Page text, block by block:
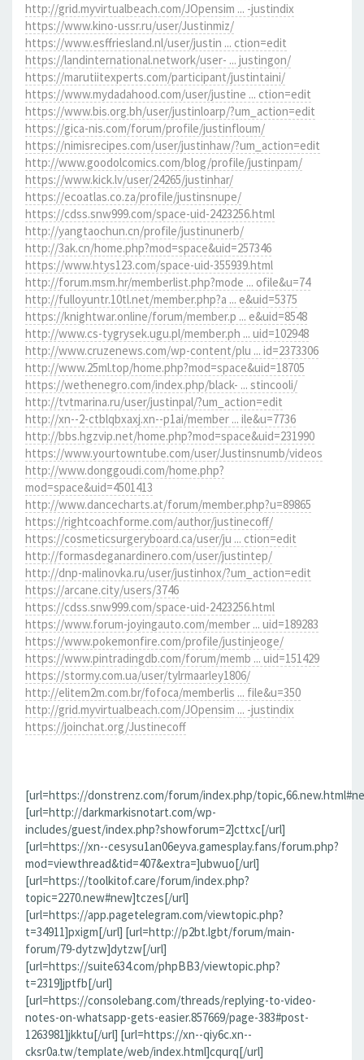
http://grid.myvirtualbeach.com/JOpensim ... -justindix
https://www.kino-ussr.ru/user/Justinmiz/
https://www.esffriesland.nl/user/justin ... ction=edit
https://landinternational.network/user- ... justingon/
https://marutiitexperts.com/participant/justintaini/
https://www.mydadahood.com/user/justine ... ction=edit
https://www.bis.org.bh/user/justinloarp/?um_action=edit
https://gica-nis.com/forum/profile/justinfloum/
https://nimisrecipes.com/user/justinhaw/?um_action=edit
http://www.goodolcomics.com/blog/profile/justinpam/
https://www.kick.lv/user/24265/justinhar/
https://ecoatlas.co.za/profile/justinsnupe/
https://cdss.snw999.com/space-uid-2423256.html
http://yangtaochun.cn/profile/justinunerb/
http://3ak.cn/home.php?mod=space&uid=257346
https://www.htys123.com/space-uid-355939.html
http://forum.msm.hr/memberlist.php?mode ... ofile&u=74
http://fulloyuntr.10tl.net/member.php?a ... e&uid=5375
https://knightwar.online/forum/member.p ... e&uid=8548
http://www.cs-tygrysek.ugu.pl/member.ph ... uid=102948
http://www.cruzenews.com/wp-content/plu ... id=2373306
http://www.25ml.top/home.php?mod=space&uid=18705
https://wethenegro.com/index.php/black- ... stincooli/
http://tvtmarina.ru/user/justinpal/?um_action=edit
http://xn--2-ctblqbxaxj.xn--p1ai/member ... ile&u=7736
http://bbs.hgzvip.net/home.php?mod=space&uid=231990
https://www.yourtowntube.com/user/Justinsnumb/videos
http://www.donggoudi.com/home.php?
mod=space&uid=4501413
http://www.dancecharts.at/forum/member.php?u=89865
https://rightcoachforme.com/author/justinecoff/
https://cosmeticsurgeryboard.ca/user/ju ... ction=edit
http://formasdeganardinero.com/user/justintep/
http://dnp-malinovka.ru/user/justinhox/?um_action=edit
https://arcane.city/users/3746
https://cdss.snw999.com/space-uid-2423256.html
https://www.forum-joyingauto.com/member ... uid=189283
https://www.pokemonfire.com/profile/justinjeoge/
https://www.pintradingdb.com/forum/memb ... uid=151429
https://stormy.com.ua/user/tylrmaarley1806/
http://elitem2m.com.br/fofoca/memberlis ... file&u=350
http://grid.myvirtualbeach.com/JOpensim ... -justindix
https://joinchat.org/Justinecoff
[url=https://donstrenz.com/forum/index.php/
[url=http://darkmarkisnotart.com/wp-
includes/guest/index.php?showforum=2]cttxc[/url]
[url=https://xn--cesysu1an06eyva.gamesplay.fans/forum.php?
mod=viewthread&tid=407&extra=]ubwuo[/url]
[url=https://toolkitof.care/forum/index.php?
topic=2270.new#new]tczes[/url]
[url=https://app.pagetelegram.com/viewtopic.php?
t=34911]pxigm[/url] [url=http://p2bt.lgbt/forum/main-
forum/79-dytzw]dytzw[/url]
[url=https://suite634.com/phpBB3/viewtopic.php?
t=2319]jptfb[/url]
[url=https://consolebang.com/threads/replying-to-video-
notes-on-whatsapp-gets-easier.857669/page-383#post-
1263981]jkktu[/url] [url=https://xn--qiy6c.xn--
cksr0a.tw/template/web/index.html]cqurq[/url]